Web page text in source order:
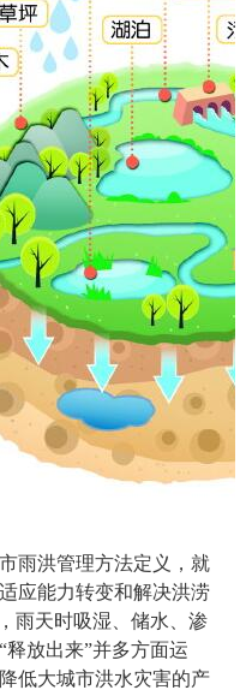
雨洪管理方法定义，就
应能力转变和解决洪涝
雨天时吸湿、储水、渗
放出来”并多方面运
低大城市洪水灾害的产